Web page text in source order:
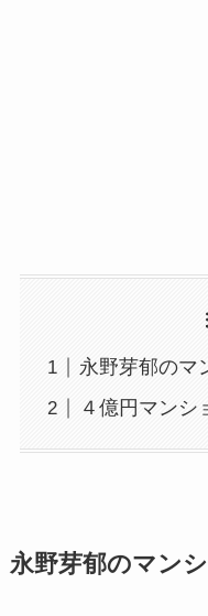
永野芽郁のマ
４億円マンシ
永野芽郁のマン